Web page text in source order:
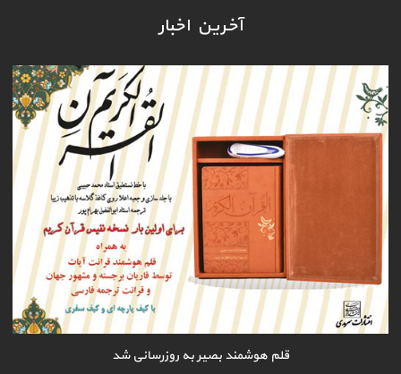
آخرین اخبار
قلم هوشمند بصیر به روزرسانی شد